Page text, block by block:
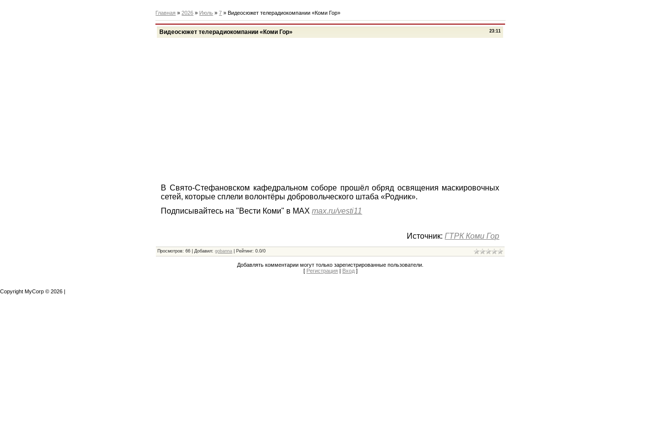
Главная »2026 » Июль » 7 » Видеосюжет телерадиокомпании «Коми Гор»
23:11
Видеосюжет телерадиокомпании «Коми Гор»
В Свято-Стефановском кафедральном соборе прошёл обряд освящения маскировочных
сетей, которые сплели волонтёры добровольческого штаба «Родник».
Подписывайтесь на "Вести Коми" в MAXmax.ru/vesti11
Источник:ГТРК Коми Гор
Просмотров: 66 Добавил: gobanna Рейтинг: 0.0/0
Добавлять комментарии могут только зарегистрированные пользователи.
[ Регистрация | Вход]
Copyright MyCorp © 2026 |